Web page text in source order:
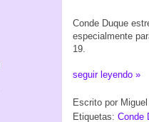
Conde Duque
especialmente
19.
seguir leyendo »
Escrito por Miguel
Etiquetas: Conde